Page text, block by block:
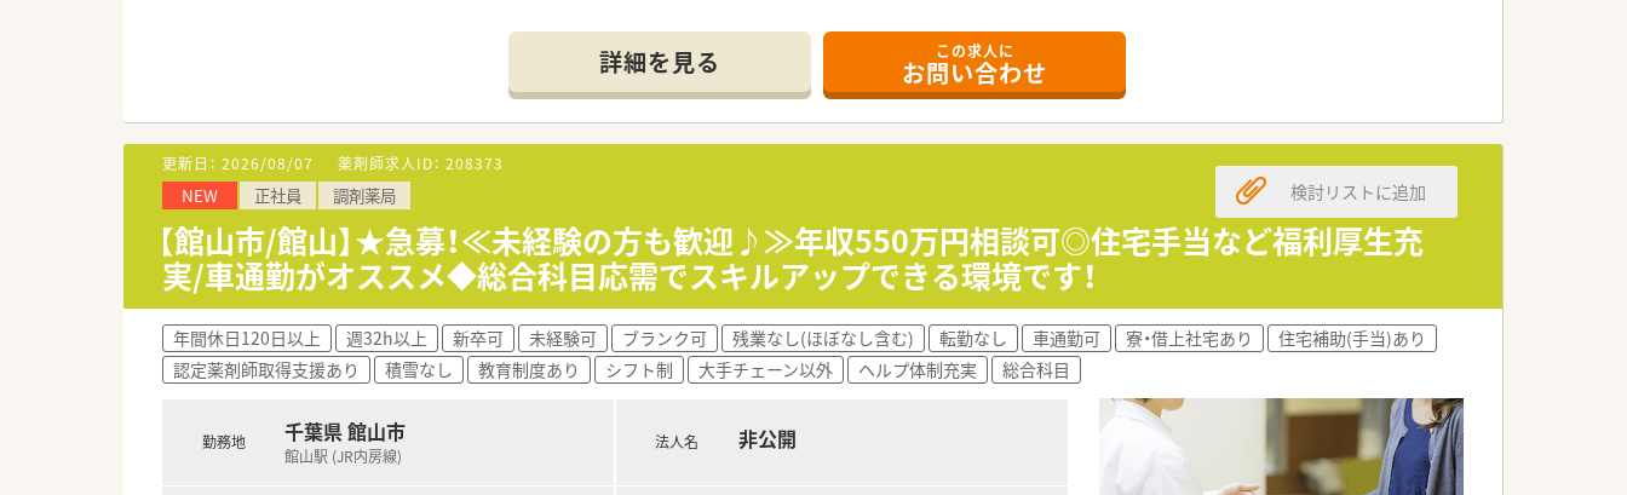
■「コンビニと一体化店舗｣「JRと提携した店舗」もあり、戦略的に事業展開をしております。
■教育制度も充実…「5年先、10年先」も活躍出来る薬剤師になれるように充実した研修システムで成長を後押ししてくれる企業！学術大
■最長でお子様が小学校1年生まで時短制度が使えます。
■財形貯蓄や持株会など、大手ならではの福利厚生も充実しています。
■昇進にも中途入社のハンデは一切なし！頑張りをきちんと評価してくれます。
詳細を見る この求人に
お問い合わせ
更新日： 2026/08/07 薬剤師求人ID： 208373
NEW 正社員 調剤薬局
【館山市/館山】★急募！≪未経験の方も歓迎♪≫年収550万円相談可◎住宅手当など福利厚生充
実/車通勤がオススメ◆総合科目応需でスキルアップできる環境です！
検討リストに追加
年間休日120日以上 週32h以上 新卒可 未経験可 ブランク可 残業なし(ほぼなし含む) 転勤なし 車通勤可 寮・借上社宅あり
住宅補助(手当)あり
認定薬剤師取得支援あり
積雪なし 教育制度あり シフト制 大手チェーン以外 ヘルプ体制充実 総合科目
勤務地 千葉県 館山市
館山駅 (JR内房線)
法人名 非公開